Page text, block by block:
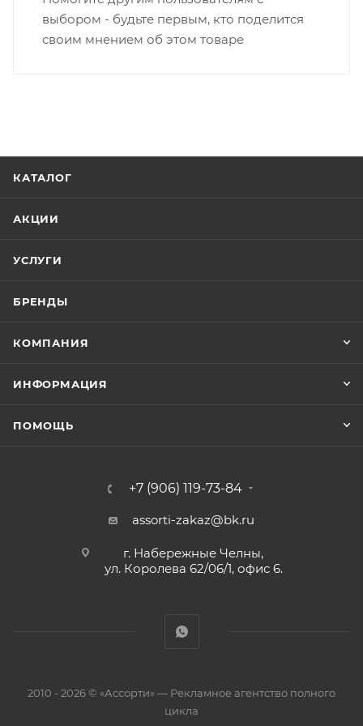
выбором - будьте первым, кто поделится
своим мнением об этом товаре
КАТАЛОГ
АКЦИИ
УСЛУГИ
БРЕНДЫ
КОМПАНИЯ
ИНФОРМАЦИЯ
ПОМОЩЬ
+7 (906) 119-73-84
assorti-zakaz@bk.ru
г. Набережные Челны,
ул. Королева 62/06/1, офис 6.
2010 - 2026 © «Ассорти» — Рекламное агентство полного
цикла